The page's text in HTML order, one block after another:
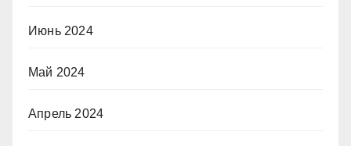
Июнь 2024
Май 2024
Апрель 2024